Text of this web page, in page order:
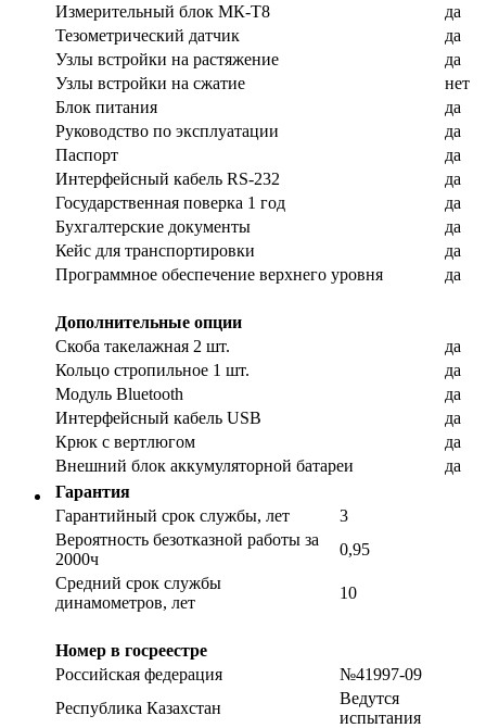
Измерительный блок МК-Т8
да
Тезометрический датчик
да
Узлы встройки на растяжение
да
Узлы встройки на сжатие
нет
Блок питания
да
Руководство по эксплуатации
да
Паспорт
да
Интерфейсный кабель RS-232
да
Государственная поверка 1 год
да
Бухгалтерские документы
да
Кейс для транспортировки
да
Программное обеспечение верхнего уровня
да
Дополнительные опции
Скоба такелажная 2 шт.
да
Кольцо стропильное 1 шт.
да
Модуль Bluetooth
да
Интерфейсный кабель USB
да
Крюк с вертлюгом
да
Внешний блок аккумуляторной батареи
да
Гарантия
Гарантийный срок службы, лет
3
Вероятность безотказной работы за
2000ч
0,95
Средний срок службы
динамометров, лет
10
Номер в госреестре
Российская федерация
№41997-09
Республика Казахстан
Ведутся
испытания